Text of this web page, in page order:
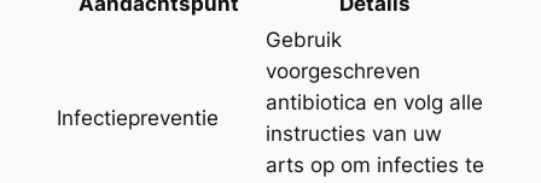
Infectiepreventie
Gebruik
voorgeschreven
antibiotica en volg alle
instructies van uw
arts op om infecties te